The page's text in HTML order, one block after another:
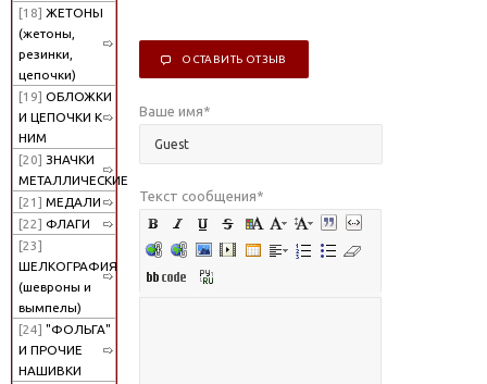
[18] ЖЕТОНЫ
(жетоны,
резинки,
цепочки)
[19] ОБЛОЖКИ
И ЦЕПОЧКИ К
НИМ
[20] ЗНАЧКИ
МЕТАЛЛИЧЕСКИЕ
[21] МЕДАЛИ
[22] ФЛАГИ
[23]
ШЕЛКОГРАФИЯ
(шевроны и
вымпелы)
[24] "ФОЛЬГА"
И ПРОЧИЕ
НАШИВКИ
ОСТАВИТЬ ОТЗЫВ
Ваше имя*
Текст сообщения*